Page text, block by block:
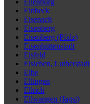
Eilenburg
Einbeck
Eisenach
Eisenberg
Eisenberg (Pfalz)
Eisenhüttenstadt
Eisfeld
Eisleben, Lutherstadt
Elbe
Ellingen
Ellrich
Ellwangen (Jagst)